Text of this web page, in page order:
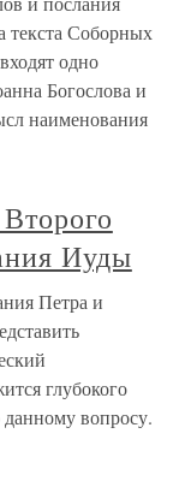
текста Соборных
одно
Богослова и
наименования
Иуды
Петра и
глубокого
вопросу.